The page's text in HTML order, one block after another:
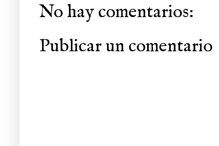
No hay comentarios:
Publicar un comentario